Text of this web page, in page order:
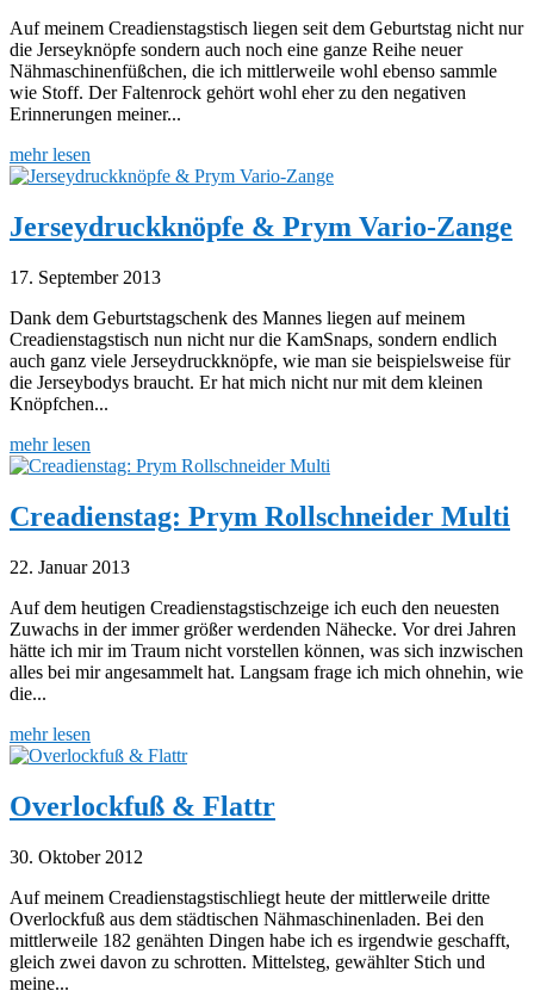
Auf meinem Creadienstagstisch liegen seit dem Geburtstag nicht nur
die Jerseyknöpfe sondern auch noch eine ganze Reihe neuer
Nähmaschinenfüßchen, die ich mittlerweile wohl ebenso sammle
wie Stoff. Der Faltenrock gehört wohl eher zu den negativen
Erinnerungen meiner...
mehr lesen
Jerseydruckknöpfe & Prym Vario-Zange
17. September 2013
Dank dem Geburtstagschenk des Mannes liegen auf meinem
Creadienstagstisch nun nicht nur die KamSnaps, sondern endlich
auch ganz viele Jerseydruckknöpfe, wie man sie beispielsweise für
die Jerseybodys braucht. Er hat mich nicht nur mit dem kleinen
Knöpfchen...
mehr lesen
Creadienstag: Prym Rollschneider Multi
22. Januar 2013
Auf dem heutigen Creadienstagstischzeige ich euch den neuesten
Zuwachs in der immer größer werdenden Nähecke. Vor drei Jahren
hätte ich mir im Traum nicht vorstellen können, was sich inzwischen
alles bei mir angesammelt hat. Langsam frage ich mich ohnehin, wie
die...
mehr lesen
Overlockfuß & Flattr
30. Oktober 2012
Auf meinem Creadienstagstischliegt heute der mittlerweile dritte
Overlockfuß aus dem städtischen Nähmaschinenladen. Bei den
mittlerweile 182 genähten Dingen habe ich es irgendwie geschafft,
gleich zwei davon zu schrotten. Mittelsteg, gewählter Stich und
meine...